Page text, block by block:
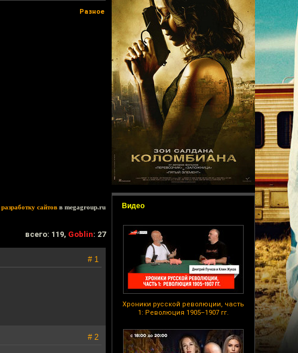
Видео
Хроники русской революции, часть
1: Революция 1905–1907 гг.
Разное
разработку сайтов в megagroup.ru
всего: 119, Goblin: 27
# 1
# 2